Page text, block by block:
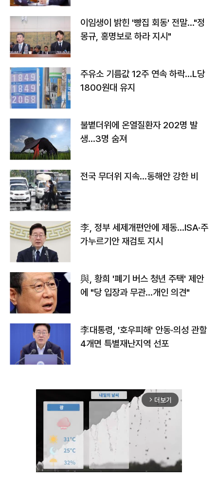
이임생이 밝힌 '빵집 회동' 전말…"정
몽규, 홍명보로 하라 지시"
주유소 기름값 12주 연속 하락…L당
1800원대 유지
불볕더위에 온열질환자 202명 발
생…3명 숨져
전국 무더위 지속…동해안 강한 비
李, 정부 세제개편안에 제동…ISA·주
가누르기안 재검토 지시
與, 황희 '폐기 버스 청년 주택' 제안
에 "당 입장과 무관…개인 의견"
李대통령, '호우피해' 안동·의성 관할
4개면 특별재난지역 선포
arrow_forward_ios 더보기